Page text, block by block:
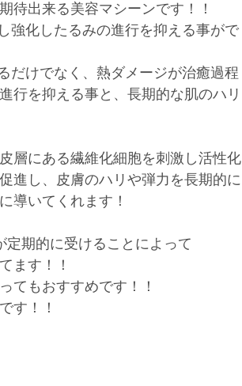
待出来る美容マシーンです！！
強化したるみの進行を抑える事がで
だけでなく、熱ダメージが治癒過程
行を抑える事と、長期的な肌のハリ
層にある繊維化細胞を刺激し活性化
進し、皮膚のハリや弾力を長期的に
導いてくれます！
期的に受けることによって
ます！！
てもおすすめです！！
す！！